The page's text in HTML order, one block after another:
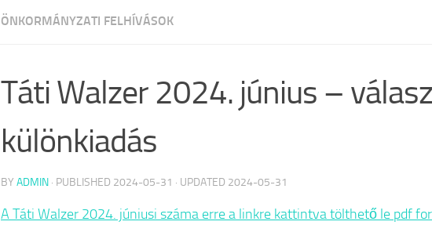
ÖNKORMÁNYZATI FELHÍVÁSOK
Táti Walzer 2024. június –
különkiadás
BY ADMIN · PUBLISHED 2024-05-31 · UPDATED 2024-05-31
A Táti Walzer 2024. júniusi száma erre a linkre kattintva tölthető le pdf